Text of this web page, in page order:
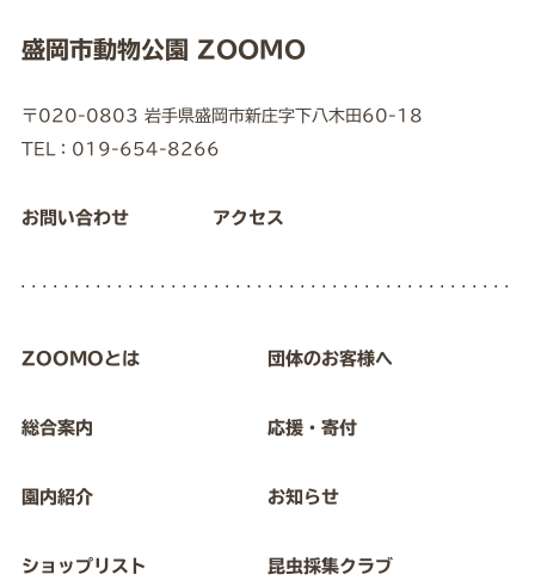
盛岡市動物公園 ZOOMO
〒020-0803 岩手県盛岡市新庄字下八木田60-18
TEL：019-654-8266
お問い合わせ アクセス
ZOOMOとは
総合案内
園内紹介
ショップリスト
団体のお客様へ
応援・寄付
お知らせ
昆虫採集クラブ